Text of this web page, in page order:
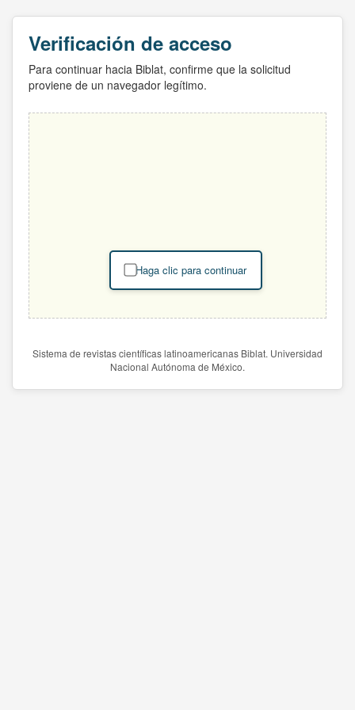
Verificación de acceso
Para continuar hacia Biblat, confirme que la solicitud
proviene de un navegador legítimo.
Haga clic para continuar
Sistema de revistas científicas latinoamericanas Biblat. Universidad
Nacional Autónoma de México.